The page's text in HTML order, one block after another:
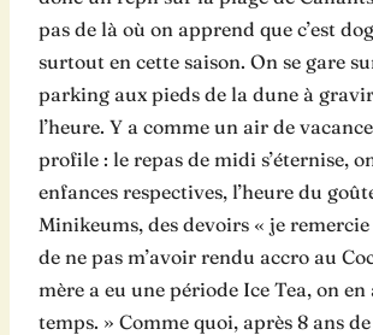
pas de là où on apprend que c’est
surtout en cette saison. On se gare
parking aux pieds de la dune à
l’heure. Y a comme un air de
profile : le repas de midi s’éternise,
enfances respectives, l’heure du
Minikeums, des devoirs « je
de ne pas m’avoir rendu accro au
mère a eu une période Ice Tea, on
temps. » Comme quoi, après 8 ans